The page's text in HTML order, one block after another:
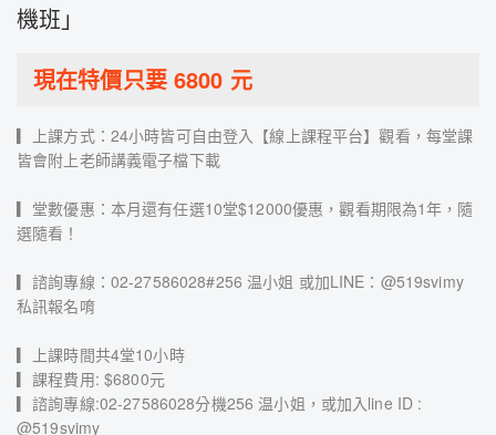
機班」
現在特價只要 6800 元
▎上課方式：24小時皆可自由登入【線上課程平台】觀看，每堂課
皆會附上老師講義電子檔下載
▎堂數優惠：本月還有任選10堂$12000優惠，觀看期限為1年，隨
選隨看！
▎諮詢專線：02-27586028#256 温小姐 或加LINE：@519svimy
私訊報名唷
▎上課時間共4堂10小時
▎課程費用: $6800元
▎諮詢專線:02-27586028分機256 温小姐，或加入line ID :
@519svimy